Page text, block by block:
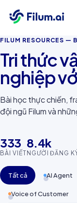
FILUM RESOURCES —
Tri thức
nghiệp
Bài học thực chiến,
đội ngũ Filum và
333
BÀI VIẾT
8.4k
NGƯỜI ĐĂNG
Tất cả AI Agent
Voice of Customer